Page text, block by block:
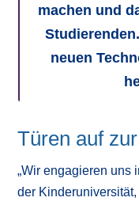
machen und
neuen
Türen auf
„Wir engagieren uns
der